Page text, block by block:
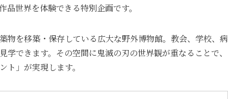
世界を体験できる特別企画です。
物を移築・保存している広大な野外博物館。教会、学校、病
できます。その空間に鬼滅の刃の世界観が重なることで、
」が実現します。